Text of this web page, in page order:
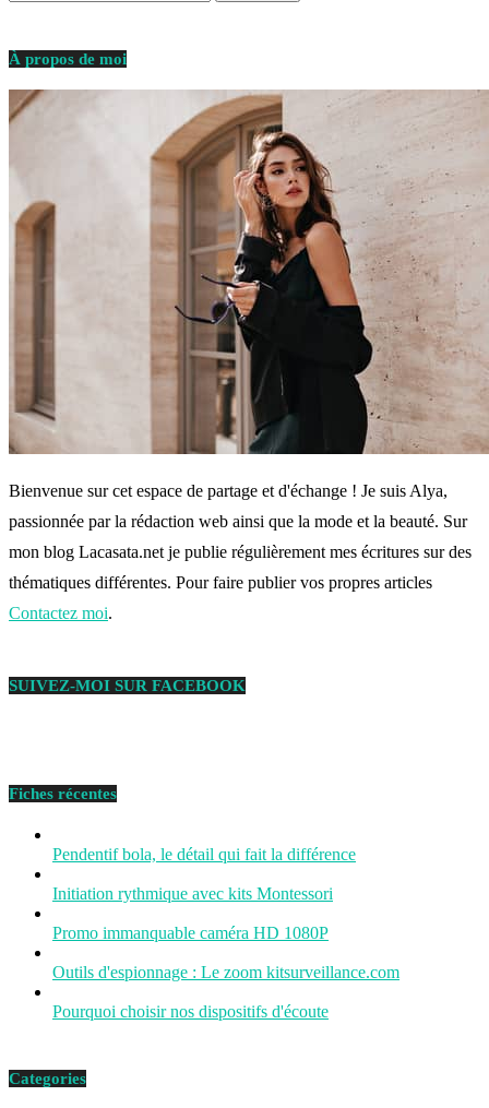
À propos de moi
Bienvenue sur cet espace de partage et d'échange ! Je suis Alya,
passionnée par la rédaction web ainsi que la mode et la beauté. Sur
mon blog Lacasata.net je publie régulièrement mes écritures sur des
thématiques différentes. Pour faire publier vos propres articles
Contactez moi.
SUIVEZ-MOI SUR FACEBOOK
Fiches récentes
Pendentif bola, le détail qui fait la différence
Initiation rythmique avec kits Montessori
Promo immanquable caméra HD 1080P
Outils d'espionnage : Le zoom kitsurveillance.com
Pourquoi choisir nos dispositifs d'écoute
Categories